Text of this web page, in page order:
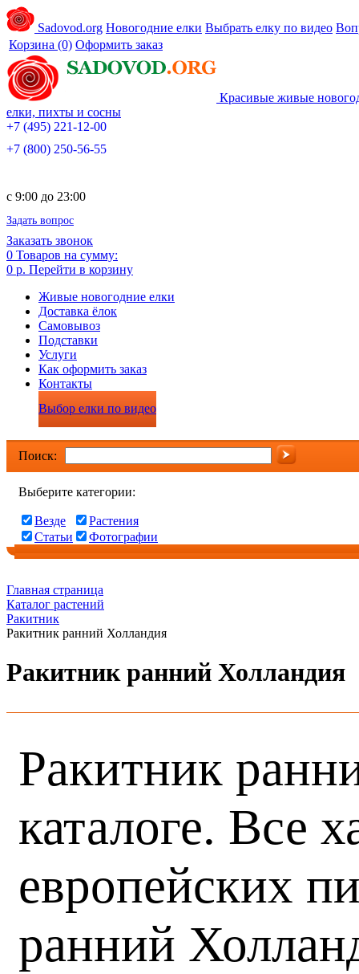
Sadovod.org Новогодние елки Выбрать елку по видео
Корзина (0) Оформить заказ
Красивые живые
елки, пихты и сосны
+7 (495) 221-12-00
+7 (800) 250-56-55
c 9:00 до 23:00
Задать вопрос
Заказать звонок
0 Товаров на сумму:
0 р. Перейти в корзину
Живые новогодние елки
Доставка ёлок
Самовывоз
Подставки
Услуги
Как оформить заказ
Контакты
Выбор елки по видео
Поиск:
Выберите категории:
Везде
Растения
Статьи
Фотографии
Главная страница
Каталог растений
Ракитник
Ракитник ранний Холландия
Ракитник ранний Холландия
Ракитник
каталоге. Все
европейских
ранний